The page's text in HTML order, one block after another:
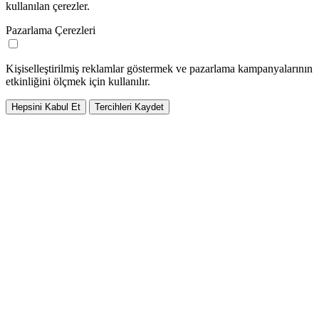
kullanılan çerezler.
Pazarlama Çerezleri
Kişiselleştirilmiş reklamlar göstermek ve pazarlama kampanyalarının
etkinliğini ölçmek için kullanılır.
Hepsini Kabul Et Tercihleri Kaydet